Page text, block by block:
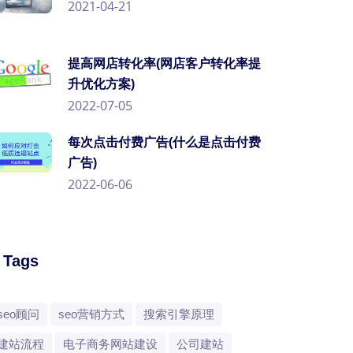
2021-04-21
提高网店转化率(网店客户转化率提
升优化方案)
2022-07-05
每次点击付费广告(什么是点击付费
广告)
2022-06-06
顾问 seo营销方式 搜索引擎原理
站流程 电子商务网站建设 公司建站